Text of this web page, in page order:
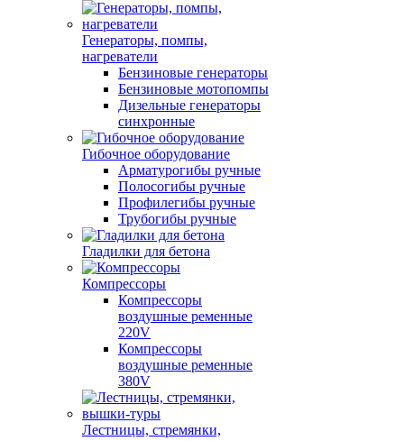
Генераторы, помпы,
нагреватели
Бензиновые генераторы
Бензиновые мотопомпы
Дизельные генераторы
синхронные
Гибочное оборудование
Арматурогибы ручные
Полосогибы ручные
Профилегибы ручные
Трубогибы ручные
Гладилки для бетона
Компрессоры
Компрессоры
воздушные ременные
220V
Компрессоры
воздушные ременные
380V
Лестницы, стремянки,